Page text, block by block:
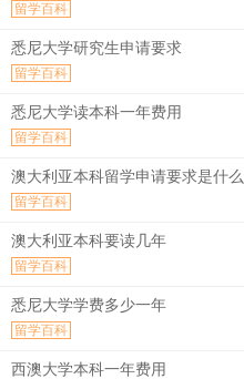
留学百科
悉尼大学研究生申请要求
留学百科
悉尼大学读本科一年费用
留学百科
澳大利亚本科留学申请要求是什么
留学百科
澳大利亚本科要读几年
留学百科
悉尼大学学费多少一年
留学百科
西澳大学本科一年费用